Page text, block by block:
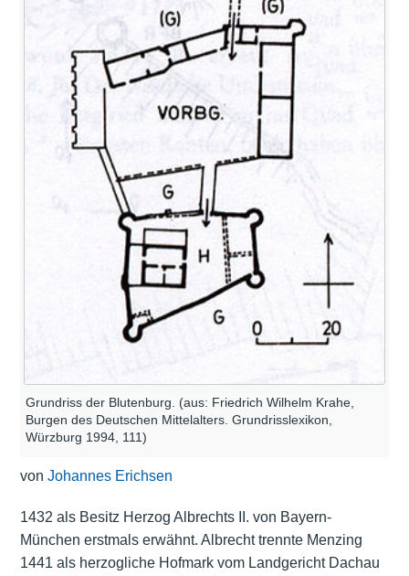
Grundriss der Blutenburg. (aus: Friedrich Wilhelm Krahe,
Burgen des Deutschen Mittelalters. Grundrisslexikon,
Würzburg 1994, 111)
von Johannes Erichsen
1432 als Besitz Herzog Albrechts II. von Bayern-
München erstmals erwähnt. Albrecht trennte Menzing
1441 als herzogliche Hofmark vom Landgericht Dachau